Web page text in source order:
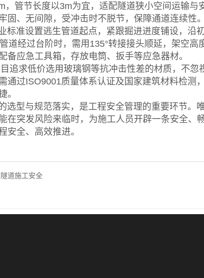
管节长度以3m为宜，适配隧道狭小空间运输与
、无间隙，受冲击时不脱节，保障通道连续性。
标准设置逃生管道起点，紧跟掘进进度铺设，沿
道经过台阶时，需用135°转接接头顺延，架空高
备应急工具箱，存放电筒、扳手等应急器材。
求低价选用玻璃钢等抗冲击性差的材质，不忽
通过ISO9001质量体系认证及国家建筑材料检测
。
型与规范落实，是工程安全管理的重要环节。
在突发风险来临时，为施工人员开辟一条安全、
安全、高效推进。
道施工安全